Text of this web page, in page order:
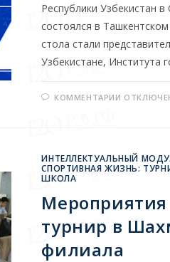
Республики Узбекистан
состоялся в
стола стали
Узбекистане, Института
КОММЕНТАРИИ
ИНТЕЛЛЕКТУАЛЬНЫЙ
СПОРТИВНАЯ ЖИЗНЬ:
ШКОЛА
турнир в
филиала